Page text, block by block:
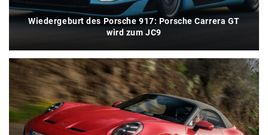
Wiedergeburt des Porsche 917: Porsche Carrera GT
wird zum JC9